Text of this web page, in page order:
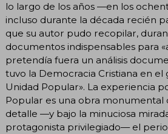
lo largo de los años —en los
incluso durante la década recién
que su autor pudo recopilar,
documentos indispensables para
pretendía fuera un análisis
tuvo la Democracia Cristiana en el
Unidad Popular». La experiencia
Popular es una obra monumental
detalle —y bajo la minuciosa
protagonista privilegiado— el